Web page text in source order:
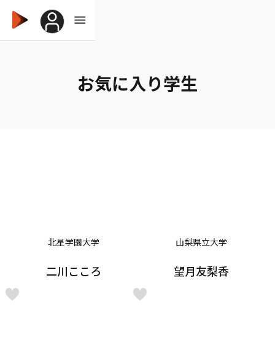
お気に入り学生
北星学園大学
二川こころ
山梨県立大学
望月友梨香